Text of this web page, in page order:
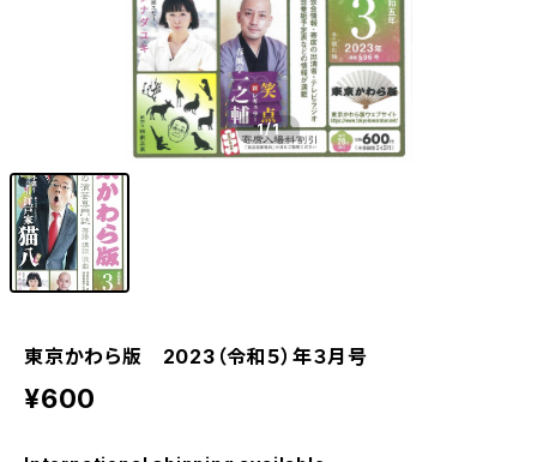
1/1
東京かわら版 2023（令和５）年３月号
¥600